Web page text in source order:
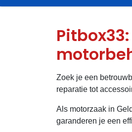
Zoek je een
reparatie tot
Als motorzaak in
garanderen je een